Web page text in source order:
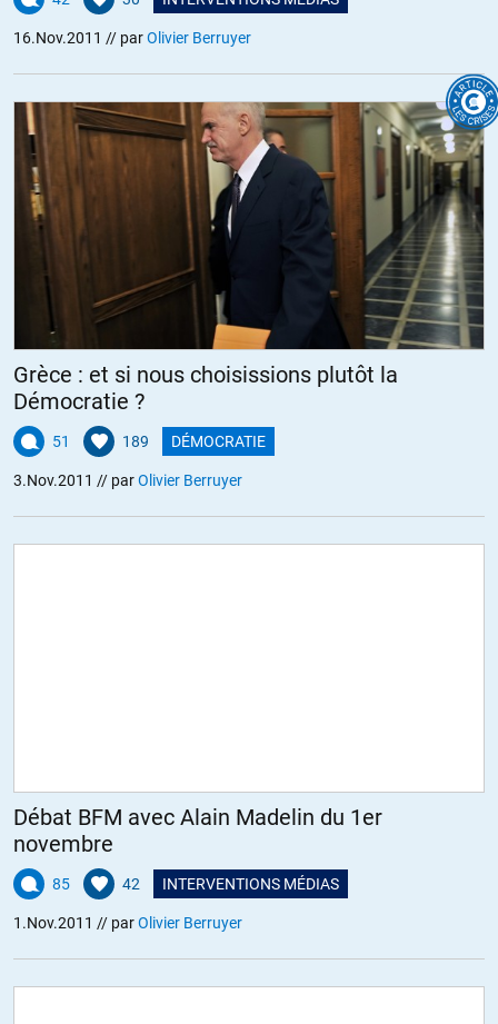
16.Nov.2011 // parOlivier Berruyer
Grèce : et si nous choisissions plutôt la
Démocratie ?
51 189 DÉMOCRATIE
3.Nov.2011 // parOlivier Berruyer
Débat BFM avec Alain Madelin du 1er
novembre
85 42 INTERVENTIONS MÉDIAS
1.Nov.2011 // parOlivier Berruyer